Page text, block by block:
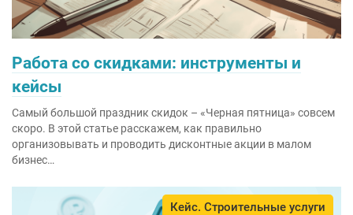
Работа со скидками: инструменты и
кейсы
Самый большой праздник скидок – «Черная пятница» совсем
скоро. В этой статье расскажем, как правильно
организовывать и проводить дисконтные акции в малом
бизнес…
Кейс. Строительные услуги